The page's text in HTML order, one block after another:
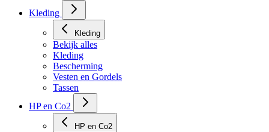
Kleding
Kleding
Bekijk alles
Kleding
Bescherming
Vesten en Gordels
Tassen
HP en Co2
HP en Co2